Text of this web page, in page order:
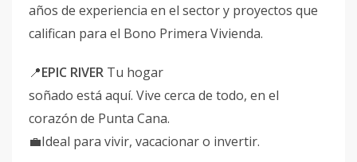
años de experiencia en el sector y proyectos que
califican para el Bono Primera Vivienda.
📍EPIC RIVER Tu hogar
soñado está aquí. Vive cerca de todo, en el
corazón de Punta Cana.
💼Ideal para vivir, vacacionar o invertir.